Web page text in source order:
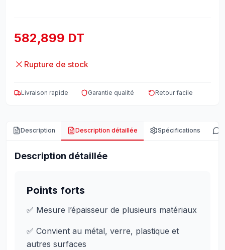
582,899 DT
Rupture de stock
Livraison rapide Garantie qualité Retour facile
Description Description détaillée Spécifications
Description détaillée
Points forts
✅ Mesure l’épaisseur de plusieurs matériaux
✅ Convient au métal, verre, plastique et
autres surfaces